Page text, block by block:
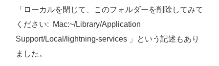
「ローカルを閉じて、このフォルダーを削除してみて
ください: Mac:~/Library/Application
Support/Local/lightning-services 」という記述もあり
ました。